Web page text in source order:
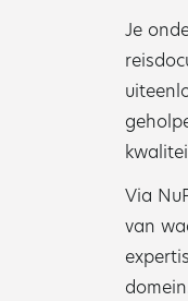
Je
Via
van